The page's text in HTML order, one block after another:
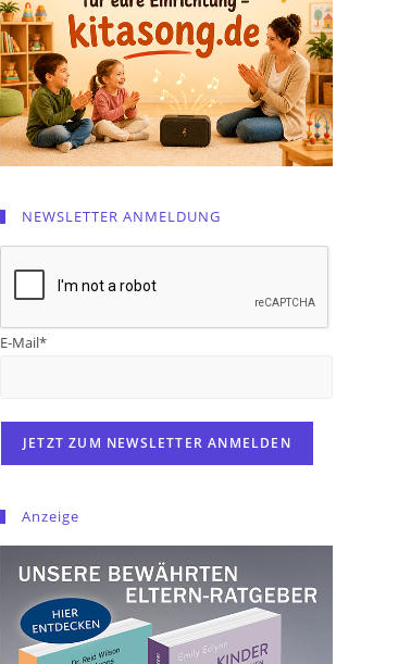
NEWSLETTER ANMELDUNG
E-Mail*
Anzeige